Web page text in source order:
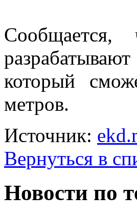
Сообщается,
который
метров.
Источник:
Вернуться в
Новости по